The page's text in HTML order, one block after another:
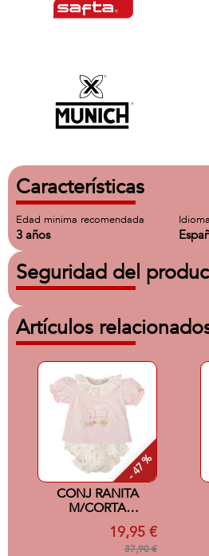
Características
Edad minima recomendada
3 años
Seguridad del
Artículos
- 47 %
CONJ RANITA
M/CORTA
C/VOLANTE
CHARCA 6M ROSA
19,95 €
37,90 €